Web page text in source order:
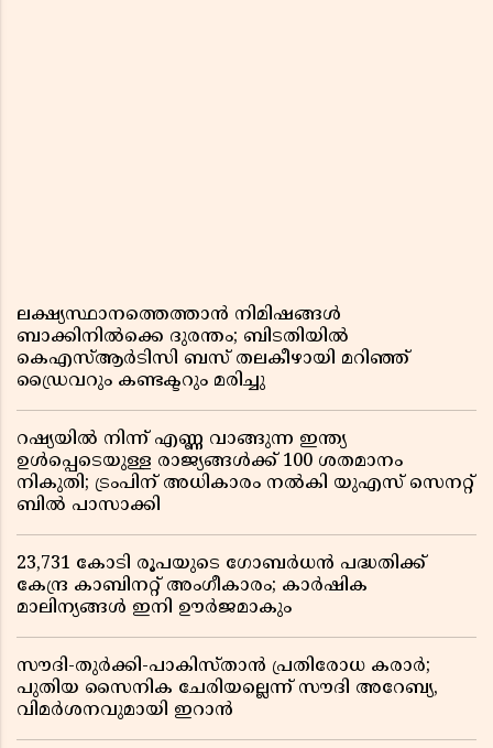
ലക്ഷ്യസ്ഥാനത്തെത്താൻ നിമിഷങ്ങൾ
ബാക്കിനിൽക്കെ ദുരന്തം; ബിടതിയിൽ
കെഎസ്ആർടിസി ബസ് തലകീഴായി മറിഞ്ഞ്
ഡ്രൈവറും കണ്ടക്ടറും മരിച്ചു
റഷ്യയിൽ നിന്ന് എണ്ണ വാങ്ങുന്ന ഇന്ത്യ
ഉൾപ്പെടെയുള്ള രാജ്യങ്ങൾക്ക് 100 ശതമാനം
നികുതി; ട്രംപിന് അധികാരം നൽകി യുഎസ് സെനറ്റ്
ബിൽ പാസാക്കി
23,731 കോടി രൂപയുടെ ഗോബർധൻ പദ്ധതിക്ക്
കേന്ദ്ര കാബിനറ്റ് അംഗീകാരം; കാർഷിക
മാലിന്യങ്ങൾ ഇനി ഊർജമാകും
സൗദി-തുർക്കി-പാകിസ്താൻ പ്രതിരോധ കരാർ;
പുതിയ സൈനിക ചേരിയല്ലെന്ന് സൗദി അറേബ്യ,
വിമർശനവുമായി ഇറാൻ